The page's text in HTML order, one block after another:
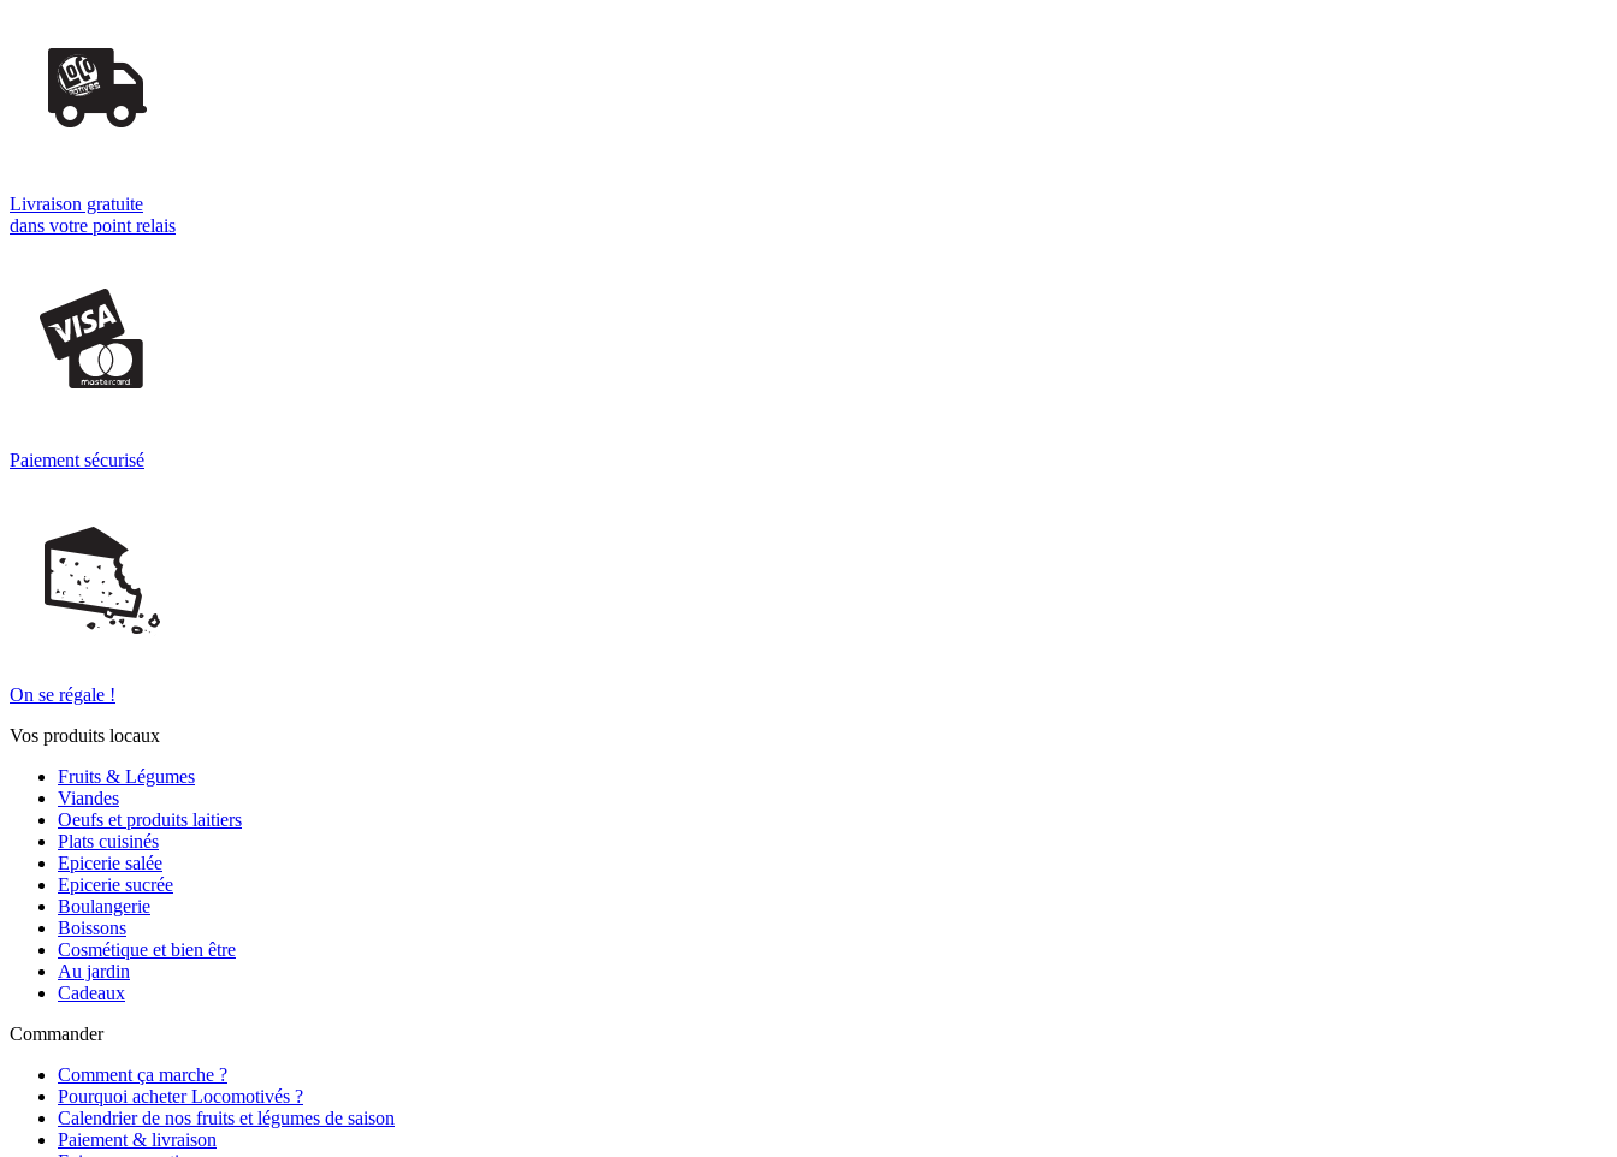
Livraison gratuite
dans votre point relais
Paiement sécurisé
On se régale !
Vos produits locaux
Fruits & Légumes
Viandes
Oeufs et produits laitiers
Plats cuisinés
Epicerie salée
Epicerie sucrée
Boulangerie
Boissons
Cosmétique et bien être
Au jardin
Cadeaux
Commander
Comment ça marche ?
Pourquoi acheter Locomotivés ?
Calendrier de nos fruits et légumes de saison
Paiement & livraison